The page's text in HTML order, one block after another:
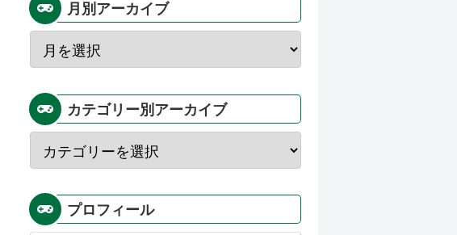
月別アーカイブ
カテゴリー別アーカイブ
プロフィール